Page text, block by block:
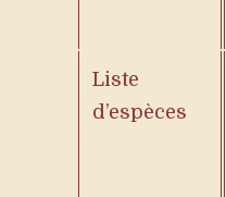
Liste
d’espèces